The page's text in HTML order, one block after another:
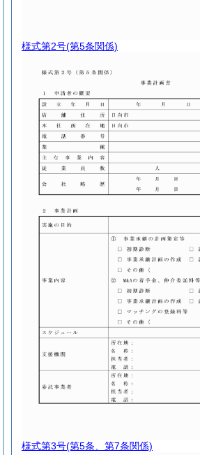
様式第2号(第5条関係)
様式第3号(第5条、第7条関係)